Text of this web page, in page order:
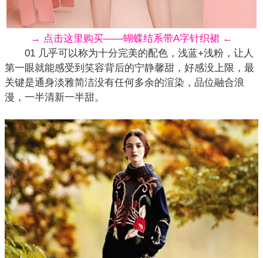
→ 点击这里购买——蝴蝶结系带A字针织裙 ←
01 几乎可以称为十分完美的配色，浅蓝+浅粉，让人
第一眼就能感受到笑容背后的宁静馨甜，好感没上限，最
关键是通身淡雅简洁没有任何多余的渲染，品位融合浪
漫，一半清新一半甜。